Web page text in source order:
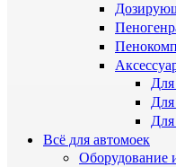
Всё для автомоек
Оборудование